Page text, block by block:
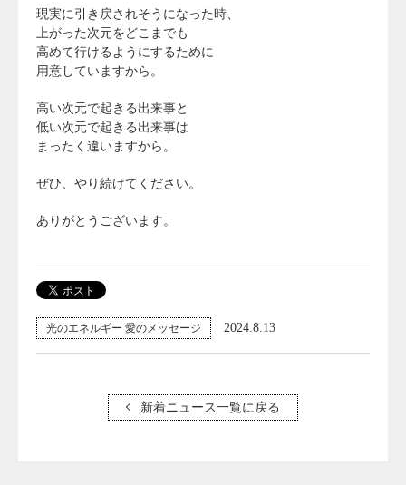
現実に引き戻されそうになった時、
上がった次元をどこまでも
高めて行けるようにするために
用意していますから。
高い次元で起きる出来事と
低い次元で起きる出来事は
まったく違いますから。
ぜひ、やり続けてください。
ありがとうございます。
光のエネルギー 愛のメッセージ 2024.8.13
新着ニュース一覧に戻る